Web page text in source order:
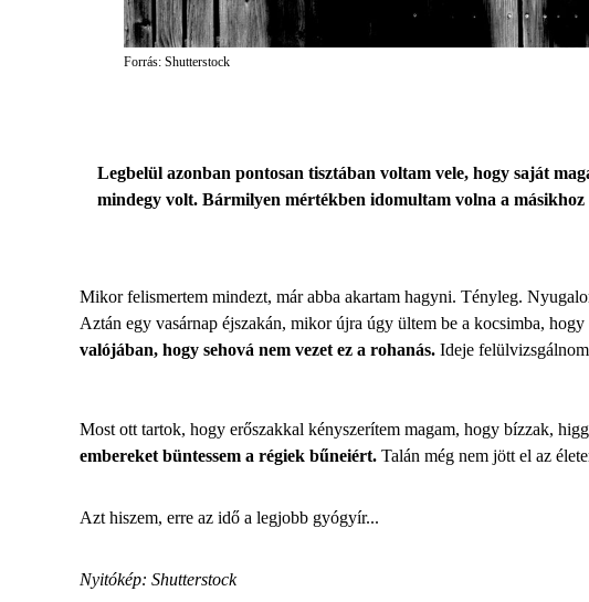
Forrás: Shutterstock
Legbelül azonban pontosan tisztában voltam vele, hogy saját
mindegy volt. Bármilyen mértékben idomultam volna a másikhoz
Mikor felismertem mindezt, már abba akartam hagyni. Tényleg.
Aztán egy vasárnap éjszakán, mikor újra úgy ültem be a kocsimba,
valójában, hogy sehová nem vezet ez a rohanás. Ideje
Most ott tartok, hogy erőszakkal kényszerítem magam, hogy bízzak,
embereket büntessem a régiek bűneiért. Talán még nem jött el az
Azt hiszem, erre az idő a legjobb gyógyír...
Nyitókép: Shutterstock